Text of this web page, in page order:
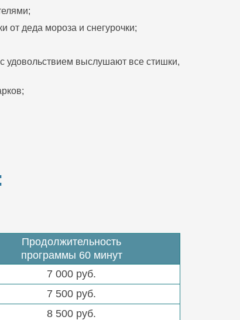
от деда мороза и снегурочки;
удовольствием выслушают все стишки,
Продолжительность
программы 60 минут
7 000 руб.
7 500 руб.
8 500 руб.